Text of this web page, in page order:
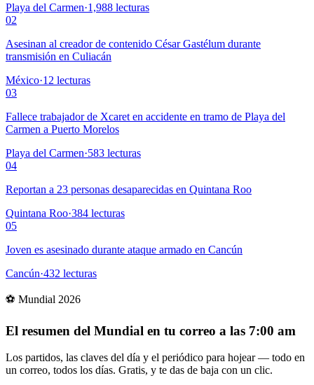
Playa del Carmen·1,988 lecturas
02
Asesinan al creador de contenido César Gastélum durante
transmisión en Culiacán
México·12 lecturas
03
Fallece trabajador de Xcaret en accidente en tramo de Playa del
Carmen a Puerto Morelos
Playa del Carmen·583 lecturas
04
Reportan a 23 personas desaparecidas en Quintana Roo
Quintana Roo·384 lecturas
05
Joven es asesinado durante ataque armado en Cancún
Cancún·432 lecturas
⚽ Mundial 2026
El resumen del Mundial en tu correo a las 7:00 am
Los partidos, las claves del día y el periódico para hojear — todo en
un correo, todos los días. Gratis, y te das de baja con un clic.